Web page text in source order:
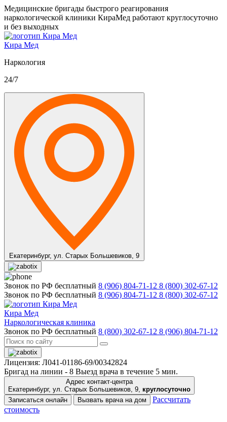
Медицинские бригады быстрого реагирования
наркологической клиники КираМед работают круглосуточно
и без выходных
Кира Мед
Наркология
24/7
Екатеринбург, ул. Старых Большевиков, 9
Звонок по РФ бесплатный 8 (906) 804-71-12 8 (800) 302-67-12
Звонок по РФ бесплатный 8 (906) 804-71-12 8 (800) 302-67-12
Кира Мед
Наркологическая клиника
Звонок по РФ бесплатный 8 (800) 302-67-12 8 (906) 804-71-12
Лицензия: Л041-01186-69/00342824
Бригад на линии - 8 Выезд врача в течение 5 мин.
Адрес контакт-центра
Екатеринбург, ул. Старых Большевиков, 9, круглосуточно
Записаться онлайн
Вызвать врача на дом
Рассчитать
стоимость